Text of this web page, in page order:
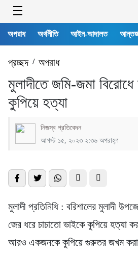
অপরাধ অর্থনীতি আইন-আদালত
প্রচ্ছদ/ অপরাধ
মুলাদীতে জমি-জমা
কুপিয়ে হত্যা
নিজস্ব প্রতিবেদন
আগস্ট ১৫, ২০২৩ ২:৩৬ অপরাহ্ণ
মুলাদী প্রতিনিধি : বরিশালের মুলাদী
জের ধরে চাচাতো ভাইকে কুপিয়ে হত্যা
আরও একজনকে কুপিয়ে গুরুতর জখম করা